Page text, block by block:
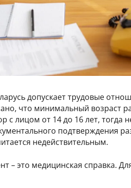
допускает трудовые
что минимальный возраст
с лицом от 14 до 16 лет,
подтверждения
недействительным.
– это медицинская справка.